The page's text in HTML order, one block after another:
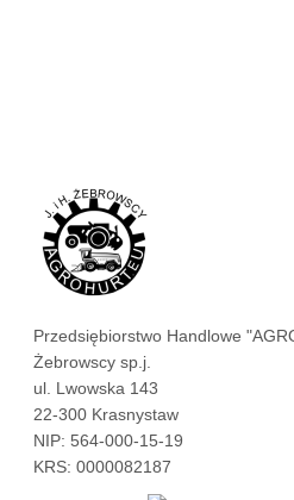
Przedsiębiorstwo Handlowe
Żebrowscy sp.j.
ul. Lwowska 143
22-300 Krasnystaw
NIP: 564-000-15-19
KRS: 0000082187